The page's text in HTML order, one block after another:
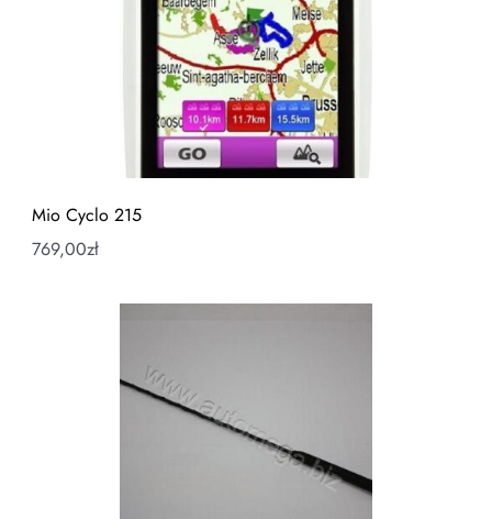
Mio Cyclo 215
769,00zł